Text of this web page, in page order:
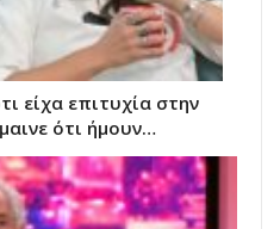
είχα επιτυχία στην
ότι ήμουν…